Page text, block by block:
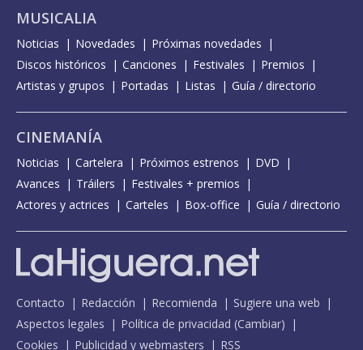
MUSICALIA
Noticias Novedades
Próximas novedades
Discos históricos
Canciones Festivales
Premios
Artistas y grupos
Portadas Listas Guía / directorio
CINEMANÍA
Noticias Cartelera Próximos estrenos
DVD
Avances
Tráilers
Festivales + premios
Actores y actrices
Carteles Box-office Guía / directorio
Contacto Redacción Recomienda
Sugiere una web
Aspectos legales
Política de privacidad (Cambiar)
Cookies
Publicidad y webmasters RSS